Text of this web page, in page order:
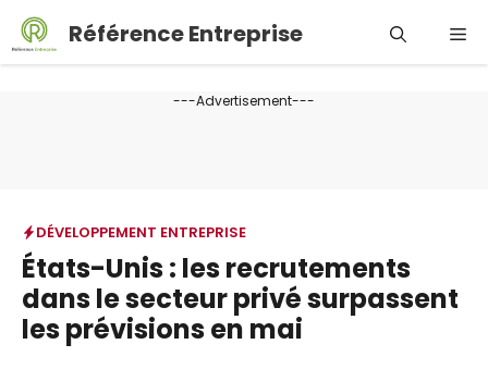
Aller
contenu
Référence Entreprise
---Advertisement---
DÉVELOPPEMENT ENTREPRISE
États-Unis : les recrutements
dans le secteur privé surpassent
les prévisions en mai